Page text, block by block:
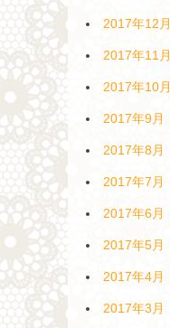
2017年12月
2017年11月
2017年10月
2017年9月
2017年8月
2017年7月
2017年6月
2017年5月
2017年4月
2017年3月